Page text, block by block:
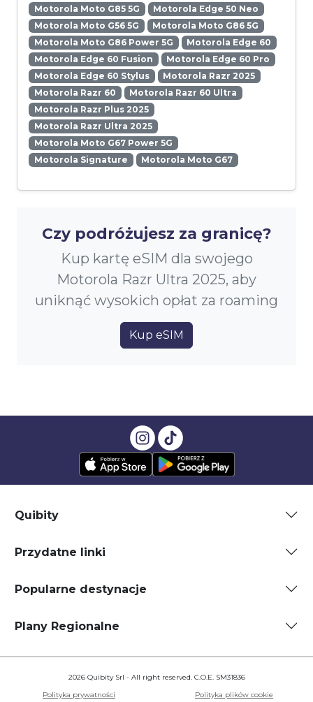
Motorola Moto G85 5G
Motorola Edge 50 Neo
Motorola Moto G56 5G
Motorola Moto G86 5G
Motorola Moto G86 Power 5G
Motorola Edge 60
Motorola Edge 60 Fusion
Motorola Edge 60 Pro
Motorola Edge 60 Stylus
Motorola Razr 2025
Motorola Razr 60
Motorola Razr 60 Ultra
Motorola Razr Plus 2025
Motorola Razr Ultra 2025
Motorola Moto G67 Power 5G
Motorola Signature
Motorola Moto G67
Czy podróżujesz za granicę?
Kup kartę eSIM dla swojego
Motorola Razr Ultra 2025, aby
uniknąć wysokich opłat za roaming
Kup eSIM
Quibity
Przydatne linki
Popularne destynacje
Plany Regionalne
2026 Quibity Srl - All right reserved. C.O.E. SM31836
Polityka prywatności
Polityka plików cookie